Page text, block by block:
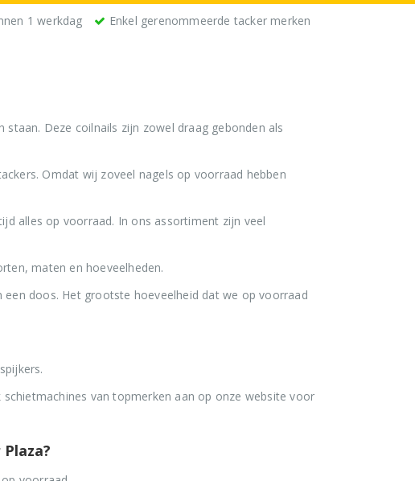
1 werkdag Enkel gerenommeerde tacker merken
Deze coilnails zijn zowel draag gebonden als
Omdat wij zoveel nagels op voorraad hebben
alles op voorraad. In ons assortiment zijn veel
maten en hoeveelheden.
doos. Het grootste hoeveelheid dat we op voorraad
van topmerken aan op onze website voor
( €141,27incl. BTW)
€